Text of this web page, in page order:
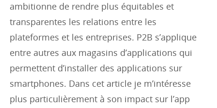
ambitionne de rendre plus équitables et
transparentes les relations entre les
plateformes et les entreprises. P2B s’applique
entre autres aux magasins d’applications qui
permettent d’installer des applications sur
smartphones. Dans cet article je m’intéresse
plus particulièrement à son impact sur l’app